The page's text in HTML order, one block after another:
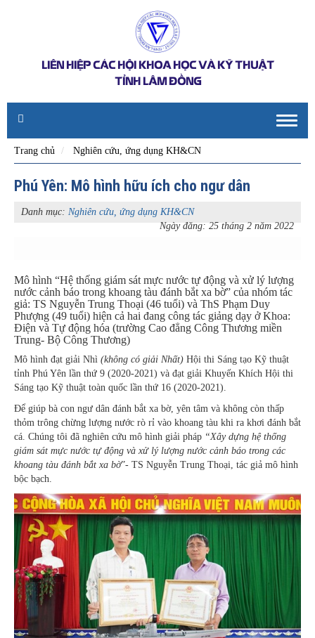
LIÊN HIỆP CÁC HỘI KHOA HỌC VÀ KỸ THUẬT
TỈNH LÂM ĐỒNG
Toggle
Trang chủ
Nghiên cứu, ứng dụng KH&CN
Phú Yên: Mô hình hữu ích cho ngư dân
Danh mục: Nghiên cứu, ứng dụng KH&CN
Ngày đăng: 25 tháng 2 năm 2022
Mô hình “Hệ thống giám sát mực nước tự động và xử lý lượng
nước cảnh báo trong khoang tàu đánh bắt xa bờ” của nhóm tác
giả: TS Nguyễn Trung Thoại (46 tuổi) và ThS Phạm Duy
Phượng (49 tuổi) hiện cả hai đang công tác giảng dạy ở Khoa:
Điện và Tự động hóa (trường Cao đẳng Công Thương miền
Trung- Bộ Công Thương)
Mô hình đạt giải Nhì (không có giải Nhất) Hội thi Sáng tạo Kỹ thuật
tỉnh Phú Yên lần thứ 9 (2020-2021) và đạt giải Khuyến Khích Hội thi
Sáng tạo Kỹ thuật toàn quốc lần thứ 16 (2020-2021).
Để giúp bà con ngư dân đánh bắt xa bờ, yên tâm và không còn thấp
thỏm trông chừng lượng nước rò rỉ vào khoang tàu khi ra khơi đánh bắt
cá. Chúng tôi đã nghiên cứu mô hình giải pháp “Xây dựng hệ thống
giám sát mực nước tự động và xử lý lượng nước cảnh báo trong các
khoang tàu đánh bắt xa bờ”- TS Nguyễn Trung Thoại, tác giả mô hình
bộc bạch.